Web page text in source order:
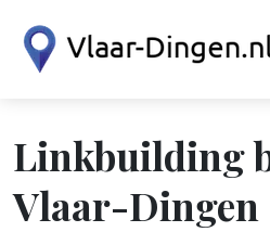
Linkbuilding
Vlaar-Dingen